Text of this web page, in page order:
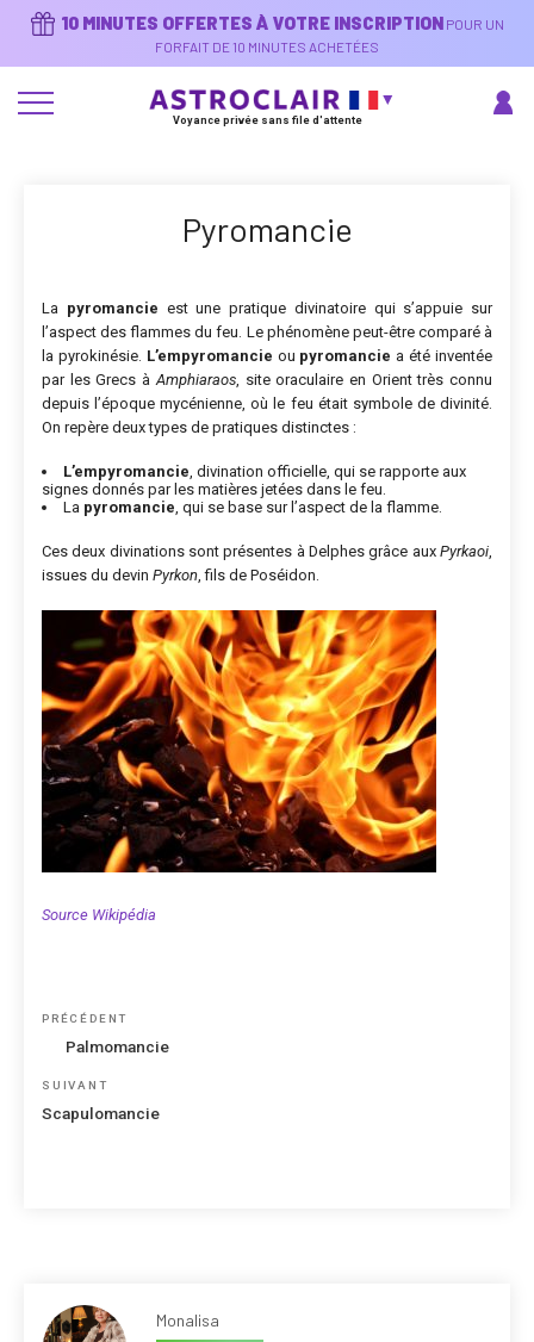
10 MINUTES OFFERTES À VOTRE INSCRIPTION POUR UN
FORFAIT DE 10 MINUTES ACHETÉES
Voyance privée sans file d'attente
Pyromancie
La pyromancie est une pratique divinatoire qui s’appuie sur
l’aspect des flammes du feu. Le phénomène peut-être comparé à
la pyrokinésie. L’empyromancie ou pyromancie a été inventée
par les Grecs à Amphiaraos, site oraculaire en Orient très connu
depuis l’époque mycénienne, où le feu était symbole de divinité.
On repère deux types de pratiques distinctes :
L’empyromancie, divination officielle, qui se rapporte aux
signes donnés par les matières jetées dans le feu.
La pyromancie, qui se base sur l’aspect de la flamme.
Ces deux divinations sont présentes à Delphes grâce aux Pyrkaoi
issues du devin Pyrkon , fils de Poséidon.
Source Wikipédia
Navigation
Article
précédent
PRÉCÉDENT
Palmomancie
Article
suivant
SUIVANT
Scapulomancie
Monalisa